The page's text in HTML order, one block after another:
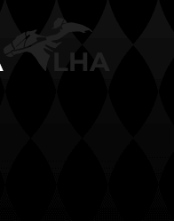
Skip to main content